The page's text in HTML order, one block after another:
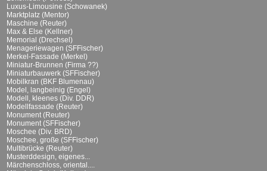
Luxus-Limousine (Schowanek)
Marktplatz (Mentor)
Maschine (Reuter)
Max & Else (Kellner)
Memorial (Drechsel)
Menageriewagen (SFFischer)
Merkel-Fassade (Merkel)
Miniatur-Brunnen (Firma ??)
Miniaturbauwerk (SFFischer)
Mobilkran (BKF Blumenau)
Model, langbeinig (Engel)
Modell, kleenes (Div. DDR)
Modellfassade (Reuter)
Monument (Reuter)
Monument (SFFischer)
Moschee (Div. BRD)
Moschee, große (SFFischer)
Multibrücke (Reuter)
Musterddesign, eigenes...
Märchenschloss, oriental....